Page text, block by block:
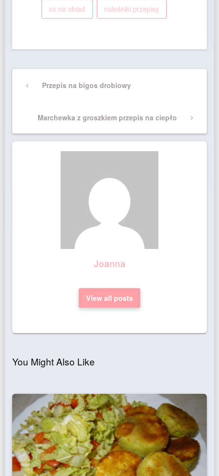
co na obiad naleśniki przepisy
wpisuPreviousPrzepis na bigos drobiowy
Next
Marchewka z groszkiem przepis na ciepło
Joanna
View all posts
You Might Also Like